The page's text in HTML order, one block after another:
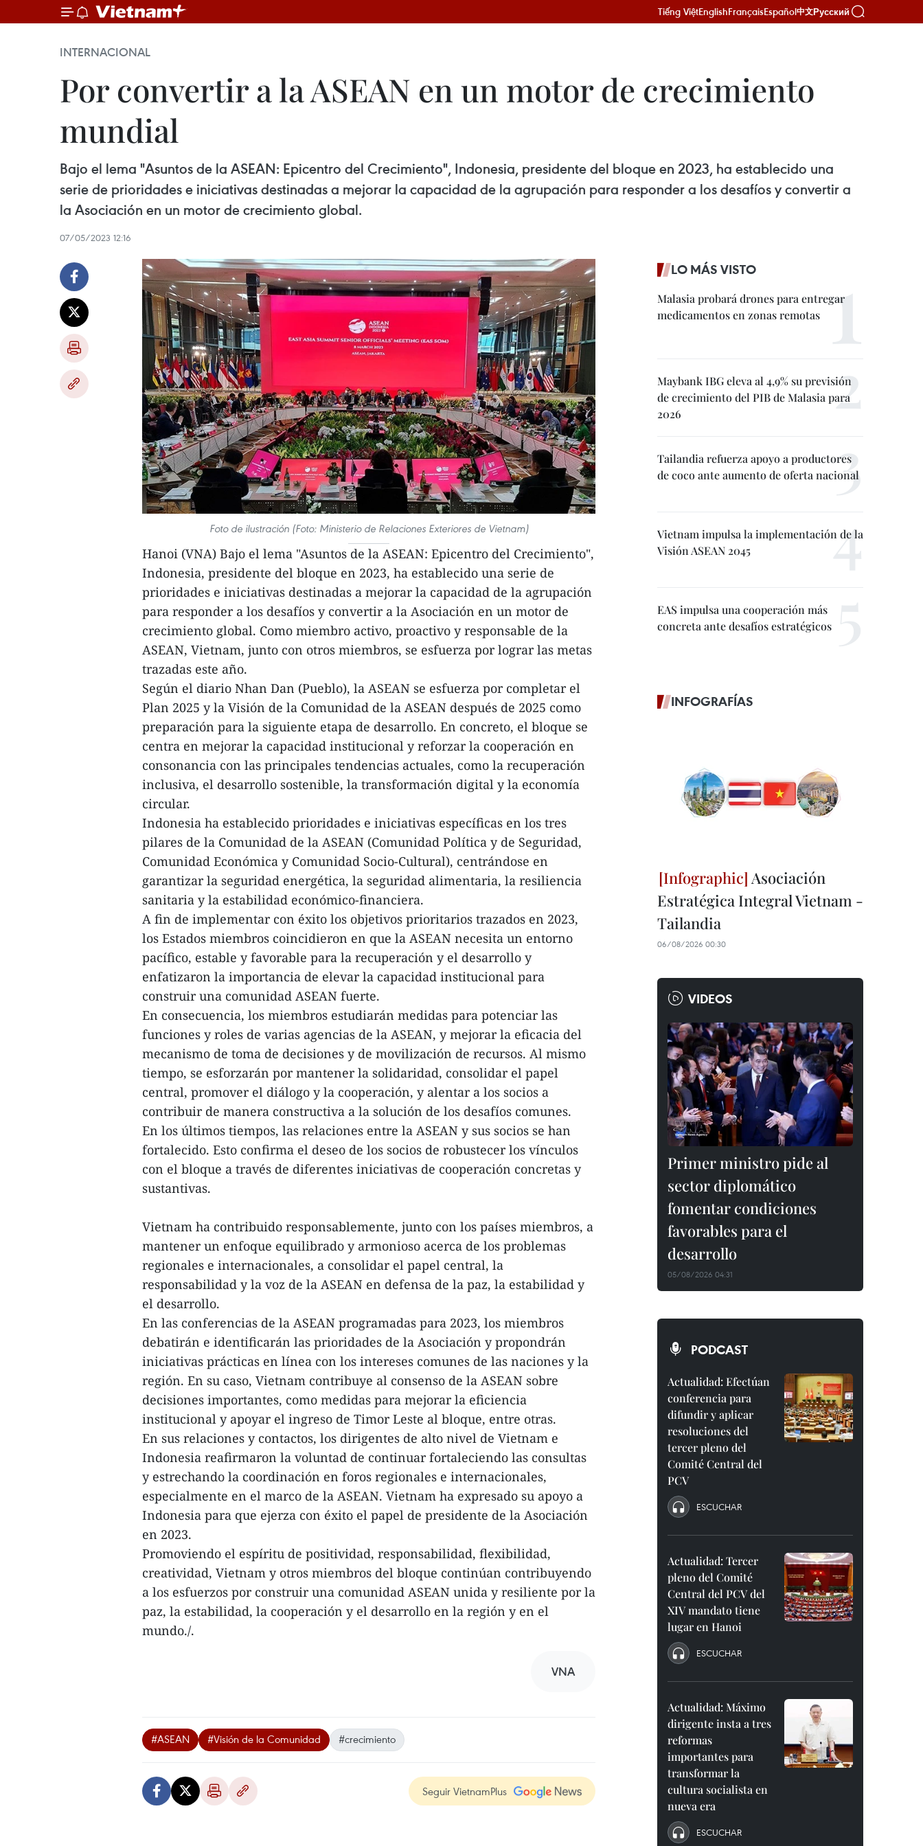
Tiếng ViệtEnglishFrançaisEspañol中文Русский
INTERNACIONAL
Por convertir a la ASEAN en un motor de crecimiento
mundial
Bajo el lema "Asuntos de la ASEAN: Epicentro del Crecimiento", Indonesia, presidente del bloque en 2023, ha establecido una
serie de prioridades e iniciativas destinadas a mejorar la capacidad de la agrupación para responder a los desafíos y convertir a
la Asociación en un motor de crecimiento global.
07/05/2023 12:16
Foto de ilustración (Foto: Ministerio de Relaciones Exteriores de Vietnam)
Hanoi (VNA) Bajo el lema "Asuntos de la ASEAN: Epicentro del Crecimiento",
Indonesia, presidente del bloque en 2023, ha establecido una serie de
prioridades e iniciativas destinadas a mejorar la capacidad de la agrupación
para responder a los desafíos y convertir a la Asociación en un motor de
crecimiento global. Como miembro activo, proactivo y responsable de la
ASEAN, Vietnam, junto con otros miembros, se esfuerza por lograr las metas
trazadas este año.
Según el diario Nhan Dan (Pueblo), la ASEAN se esfuerza por completar el
Plan 2025 y la Visión de la Comunidad de la ASEAN después de 2025 como
preparación para la siguiente etapa de desarrollo. En concreto, el bloque se
centra en mejorar la capacidad institucional y reforzar la cooperación en
consonancia con las principales tendencias actuales, como la recuperación
inclusiva, el desarrollo sostenible, la transformación digital y la economía
circular.
Indonesia ha establecido prioridades e iniciativas específicas en los tres
pilares de la Comunidad de la ASEAN (Comunidad Política y de Seguridad,
Comunidad Económica y Comunidad Socio-Cultural), centrándose en
garantizar la seguridad energética, la seguridad alimentaria, la resiliencia
sanitaria y la estabilidad económico-financiera.
A fin de implementar con éxito los objetivos prioritarios trazados en 2023,
los Estados miembros coincidieron en que la ASEAN necesita un entorno
pacífico, estable y favorable para la recuperación y el desarrollo y
enfatizaron la importancia de elevar la capacidad institucional para
construir una comunidad ASEAN fuerte.
En consecuencia, los miembros estudiarán medidas para potenciar las
funciones y roles de varias agencias de la ASEAN, y mejorar la eficacia del
mecanismo de toma de decisiones y de movilización de recursos. Al mismo
tiempo, se esforzarán por mantener la solidaridad, consolidar el papel
central, promover el diálogo y la cooperación, y alentar a los socios a
contribuir de manera constructiva a la solución de los desafíos comunes.
En los últimos tiempos, las relaciones entre la ASEAN y sus socios se han
fortalecido. Esto confirma el deseo de los socios de robustecer los vínculos
con el bloque a través de diferentes iniciativas de cooperación concretas y
sustantivas.
Vietnam ha contribuido responsablemente, junto con los países miembros, a
mantener un enfoque equilibrado y armonioso acerca de los problemas
regionales e internacionales, a consolidar el papel central, la
responsabilidad y la voz de la ASEAN en defensa de la paz, la estabilidad y
el desarrollo.
En las conferencias de la ASEAN programadas para 2023, los miembros
debatirán e identificarán las prioridades de la Asociación y propondrán
iniciativas prácticas en línea con los intereses comunes de las naciones y la
región. En su caso, Vietnam contribuye al consenso de la ASEAN sobre
decisiones importantes, como medidas para mejorar la eficiencia
institucional y apoyar el ingreso de Timor Leste al bloque, entre otras.
En sus relaciones y contactos, los dirigentes de alto nivel de Vietnam e
Indonesia reafirmaron la voluntad de continuar fortaleciendo las consultas
y estrechando la coordinación en foros regionales e internacionales,
especialmente en el marco de la ASEAN. Vietnam ha expresado su apoyo a
Indonesia para que ejerza con éxito el papel de presidente de la Asociación
en 2023.
Promoviendo el espíritu de positividad, responsabilidad, flexibilidad,
creatividad, Vietnam y otros miembros del bloque continúan contribuyendo
a los esfuerzos por construir una comunidad ASEAN unida y resiliente por la
paz, la estabilidad, la cooperación y el desarrollo en la región y en el
mundo./.
VNA
#ASEAN #Visión de la Comunidad #crecimiento
Seguir VietnamPlus
LO MÁS VISTO
Malasia probará drones para entregar
medicamentos en zonas remotas
Maybank IBG eleva al 4,9% su previsión
de crecimiento del PIB de Malasia para
2026
Tailandia refuerza apoyo a productores
de coco ante aumento de oferta nacional
Vietnam impulsa la implementación de la
Visión ASEAN 2045
EAS impulsa una cooperación más
concreta ante desafíos estratégicos
INFOGRAFÍAS
Asociación
Estratégica Integral Vietnam -
Tailandia
06/08/2026 00:30
VIDEOS
Primer ministro pide al
sector diplomático
fomentar condiciones
favorables para el
desarrollo
05/08/2026 04:31
PODCAST
Actualidad: Efectúan
conferencia para
difundir y aplicar
resoluciones del
tercer pleno del
Comité Central del
PCV
ESCUCHAR
Actualidad: Tercer
pleno del Comité
Central del PCV del
XIV mandato tiene
lugar en Hanoi
ESCUCHAR
Actualidad: Máximo
dirigente insta a tres
reformas
importantes para
transformar la
cultura socialista en
nueva era
ESCUCHAR